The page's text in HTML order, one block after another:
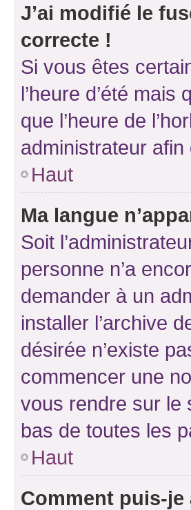
J’ai modifié le
correcte !
Si vous êtes
l’heure d’été
que l’heure de
administrateur
Haut
Ma langue
Soit
personne n’a
demander à un
installer l’archive
désirée n’existe
commencer une
vous rendre sur le
bas de toutes les
Haut
Comment puis-